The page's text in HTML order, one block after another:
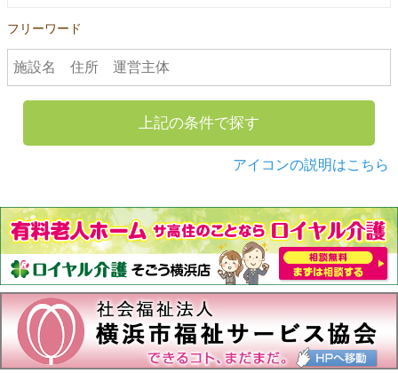
フリーワード
上記の条件で探す
アイコンの説明はこちら